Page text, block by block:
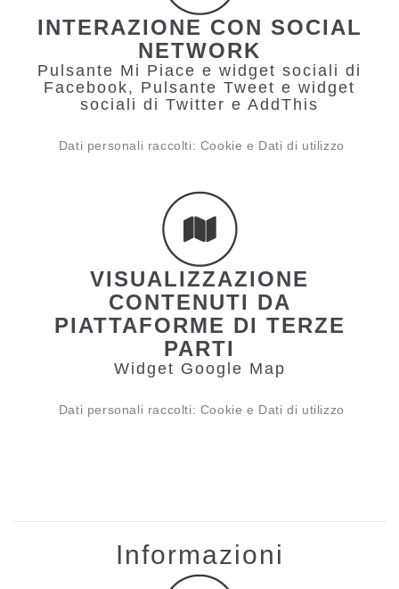
INTERAZIONE CON SOCIAL
NETWORK
Pulsante Mi Piace e widget sociali di
Facebook, Pulsante Tweet e widget
sociali di Twitter e AddThis
Dati personali raccolti: Cookie e Dati di utilizzo
VISUALIZZAZIONE
CONTENUTI DA
PIATTAFORME DI TERZE
PARTI
Widget Google Map
Dati personali raccolti: Cookie e Dati di utilizzo
Informazioni